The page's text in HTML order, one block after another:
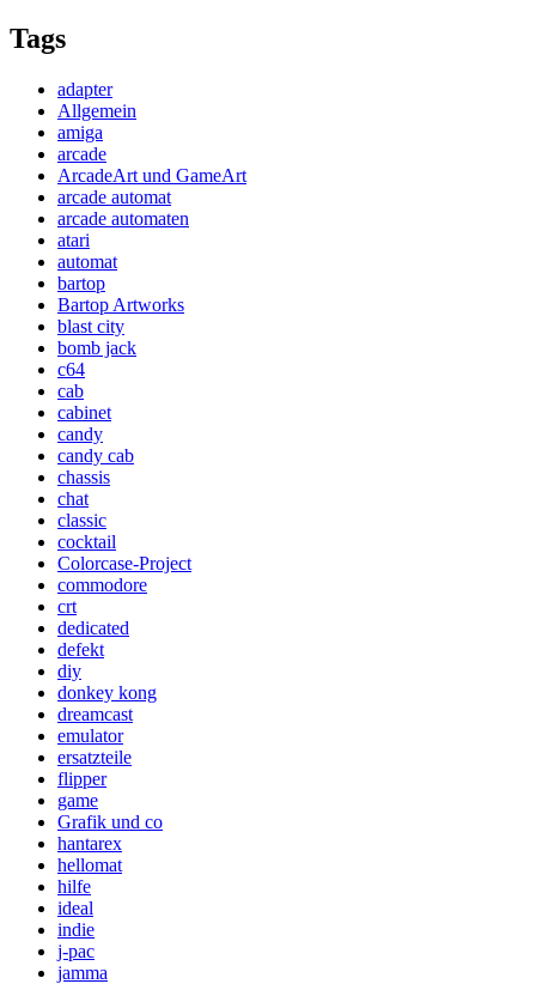
Tags
adapter
Allgemein
amiga
arcade
ArcadeArt und GameArt
arcade automat
arcade automaten
atari
automat
bartop
Bartop Artworks
blast city
bomb jack
c64
cab
cabinet
candy
candy cab
chassis
chat
classic
cocktail
Colorcase-Project
commodore
crt
dedicated
defekt
diy
donkey kong
dreamcast
emulator
ersatzteile
flipper
game
Grafik und co
hantarex
hellomat
hilfe
ideal
indie
j-pac
jamma